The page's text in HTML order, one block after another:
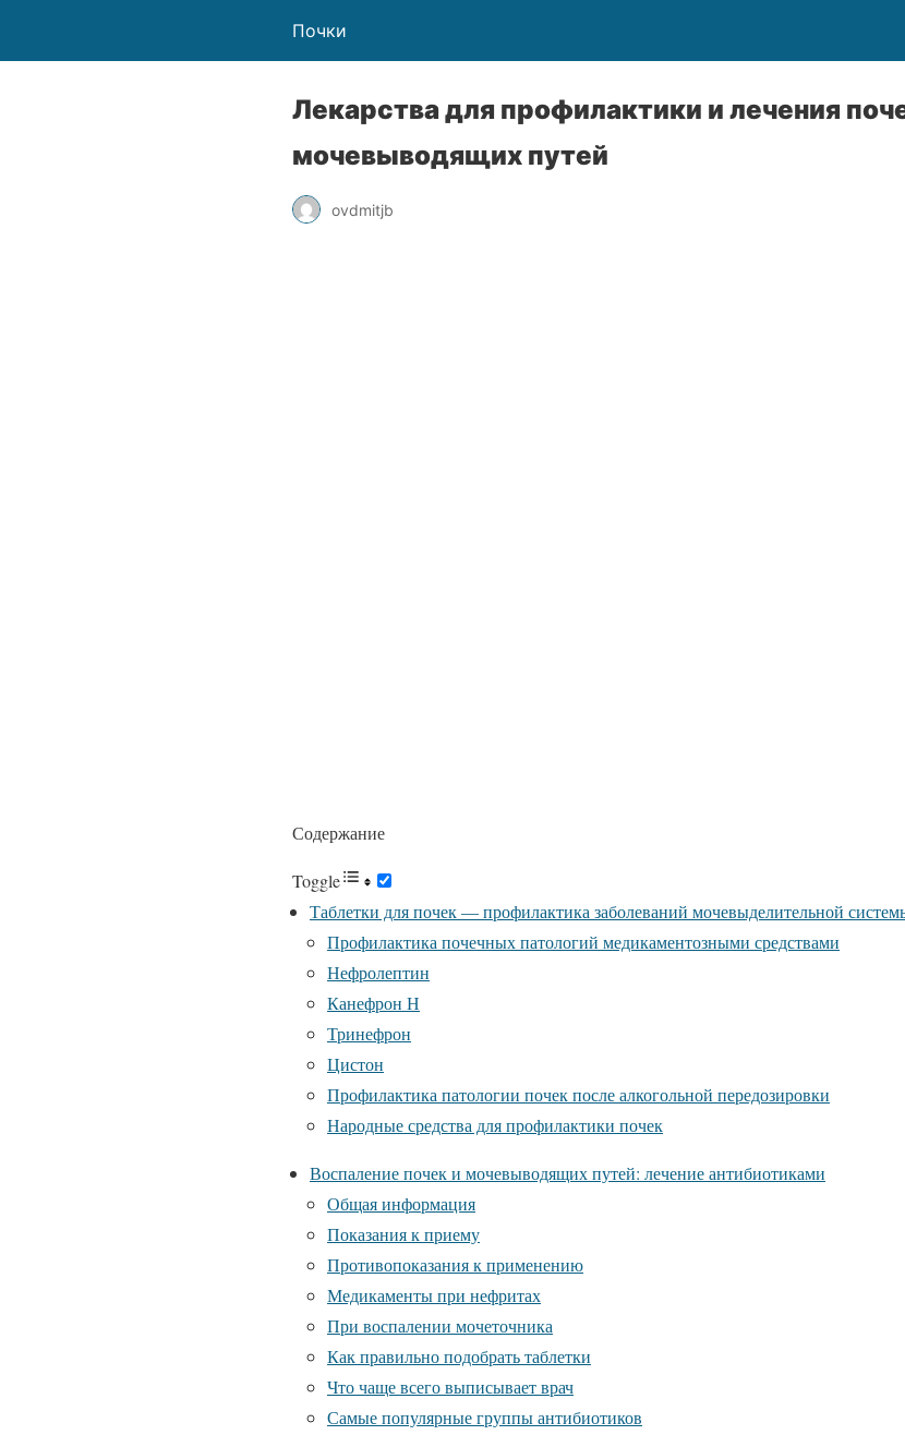
Почки
Лекарства для профилактики и лечения
мочевыводящих путей
ovdmitjb
Содержание
Toggle
Таблетки для почек — профилактика заболеваний мочевыделительной
Профилактика почечных патологий медикаментозными средствами
Нефролептин
Канефрон Н
Тринефрон
Цистон
Профилактика патологии почек после алкогольной передозировки
Народные средства для профилактики почек
Воспаление почек и мочевыводящих путей: лечение антибиотиками
Общая информация
Показания к приему
Противопоказания к применению
Медикаменты при нефритах
При воспалении мочеточника
Как правильно подобрать таблетки
Что чаще всего выписывает врач
Самые популярные группы антибиотиков